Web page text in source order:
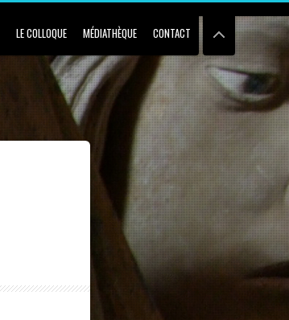
LE COLLOQUE MÉDIATHÈQUE CONTACT